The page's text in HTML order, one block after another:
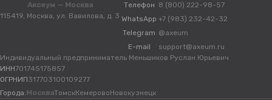
Аксеум — Москва
115419, Москва, ул. Вавилова, д. 3
Телефон 8 (800) 222-98-57
WhatsApp +7 (983) 232-42-32
Telegram @axeum
E-mail
support@axeum.ru
Индивидуальный предприниматель Меньшиков Руслан Юрьевич
ИНН701745175857
ОГРНИП317703100109277
Города: МоскваТомскКемеровоНовокузнецк